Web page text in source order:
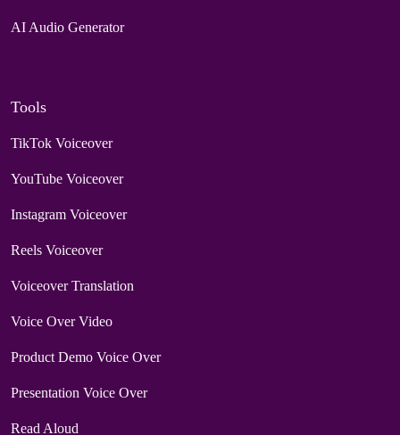
AI Audio Generator
Tools
TikTok Voiceover
YouTube Voiceover
Instagram Voiceover
Reels Voiceover
Voiceover Translation
Voice Over Video
Product Demo Voice Over
Presentation Voice Over
Read Aloud